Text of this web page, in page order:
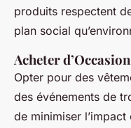
produits respectent
plan social
Acheter
Opter pour des
des événements de
de minimiser